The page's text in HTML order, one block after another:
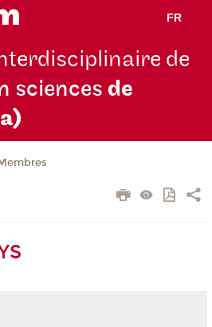
FR
de
sciencesde